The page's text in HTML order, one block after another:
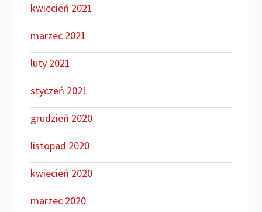
kwiecień 2021
marzec 2021
luty 2021
styczeń 2021
grudzień 2020
listopad 2020
kwiecień 2020
marzec 2020